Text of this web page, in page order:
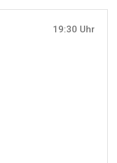
19:30 Uhr